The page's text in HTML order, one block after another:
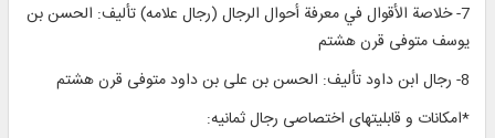
7- خلاصة الأقوال في معرفة أحوال الرجال (رجال علامه) تأليف: الحسن بن
يوسف متوفى قرن هشتم‏
8- رجال ابن داود تأليف: الحسن بن على بن داود متوفى قرن هشتم‏
*امكانات و قابليت‏هاى اختصاصى رجال ثمانيه: